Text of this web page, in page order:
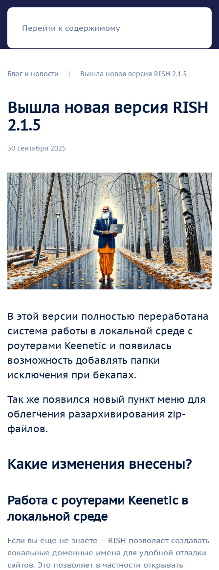
Перейти к содержимому
RISH
Блог и новости Вышла новая версия RISH 2.1.5
Вышла новая версия RISH
2.1.5
30 сентября 2025
В этой версии полностью переработана
система работы в локальной среде с
роутерами Keenetic и появилась
возможность добавлять папки
исключения при бекапах.
Так же появился новый пункт меню для
облегчения разархивирования zip-
файлов.
Какие изменения внесены?
Работа с роутерами Keenetic в
локальной среде
Если вы еще не знаете – RISH позволяет создавать
локальные доменные имена для удобной отладки
сайтов. Это позволяет в частности открывать